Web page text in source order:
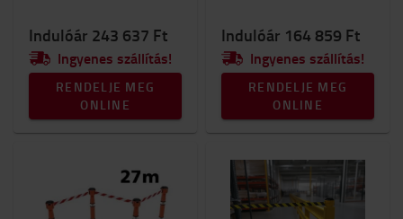
Indulóár 243 637 Ft
Ingyenes szállítás!
RENDELJE MEG
ONLINE
Indulóár 164 859 Ft
Ingyenes szállítás!
RENDELJE MEG
ONLINE